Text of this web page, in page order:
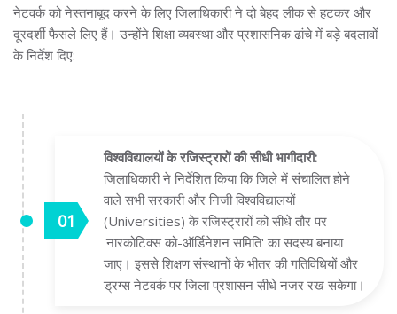
नेटवर्क को नेस्तनाबूद करने के लिए जिलाधिकारी ने दो बेहद लीक से हटकर और
दूरदर्शी फैसले लिए हैं। उन्होंने शिक्षा व्यवस्था और प्रशासनिक ढांचे में बड़े बदलावों
के निर्देश दिए:
विश्वविद्यालयों के रजिस्ट्रारों की सीधी भागीदारी:
जिलाधिकारी ने निर्देशित किया कि जिले में संचालित होने
वाले सभी सरकारी और निजी विश्वविद्यालयों
(Universities) के रजिस्ट्रारों को सीधे तौर पर
'नारकोटिक्स को-ऑर्डिनेशन समिति' का सदस्य बनाया
जाए। इससे शिक्षण संस्थानों के भीतर की गतिविधियों और
ड्रग्स नेटवर्क पर जिला प्रशासन सीधे नजर रख सकेगा।